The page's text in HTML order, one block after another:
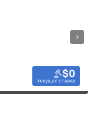
$0
текущая ставка